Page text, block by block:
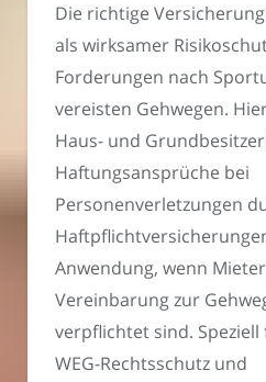
Die richtige
als wirksamer
Forderungen nach
vereisten Gehwegen.
Haus- und
Haftungsansprüche bei
Personenverletzungen
Anwendung, wenn
Vereinbarung zur
verpflichtet sind.
WEG-Rechtsschutz und